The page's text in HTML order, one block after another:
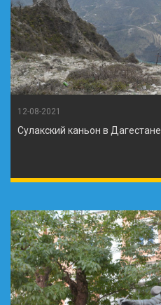
12-08-2021
Сулакский каньон в Дагестане